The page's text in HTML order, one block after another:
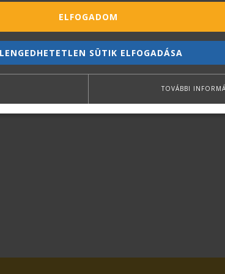
ELFOGADOM
SÜTIK ELFOGADÁSA
TOVÁBBI